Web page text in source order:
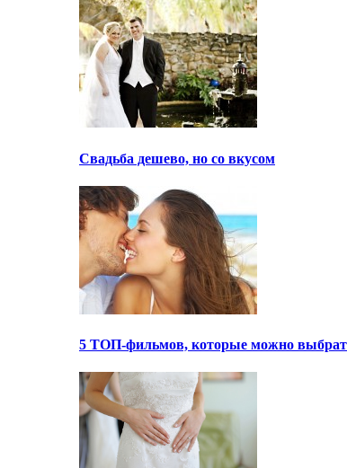
Свадьба дешево, но со вкусом
5 ТОП-фильмов, которые можно